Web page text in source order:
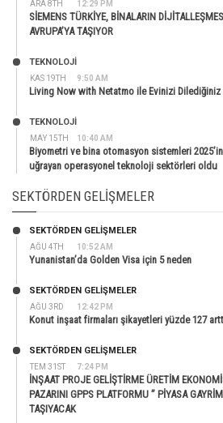
ARA 8TH 12:29 PM
SİEMENS TÜRKİYE, BİNALARIN
AVRUPA’YA TAŞIYOR
KAS 19TH 9:50 AM
TEKNOLOJİ
Living Now with Netatmo ile Evinizi Dilediğiniz
MAY 15TH 10:40 AM
TEKNOLOJİ
Biyometri ve bina otomasyon sistemleri
uğrayan operasyonel teknoloji sektörleri oldu
SEKTÖRDEN GELIŞMELER
AĞU 4TH 10:52 AM
SEKTÖRDEN GELIŞMELER
Yunanistan’da Golden Visa için 5 neden
AĞU 3RD 12:42 PM
SEKTÖRDEN GELIŞMELER
Konut inşaat firmaları şikayetleri yüzde 127
TEM 31ST 7:24 PM
SEKTÖRDEN GELIŞMELER
İNŞAAT PROJE GELİŞTİRME ÜRETİM
PAZARINI GPPS PLATFORMU ” PİYASA
TAŞIYACAK